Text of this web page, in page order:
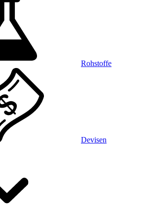
Rohstoffe
Devisen